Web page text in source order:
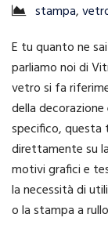
stampa,
E tu quanto ne
parliamo noi di
vetro si fa
della decorazione
specifico, questa
direttamente su
motivi grafici e
la necessità di
o la stampa a